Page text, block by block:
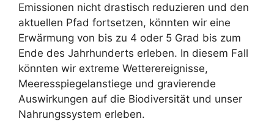
Emissionen nicht drastisch reduzieren und den
aktuellen Pfad fortsetzen, könnten wir eine
Erwärmung von bis zu 4 oder 5 Grad bis zum
Ende des Jahrhunderts erleben. In diesem Fall
könnten wir extreme Wetterereignisse,
Meeresspiegelanstiege und gravierende
Auswirkungen auf die Biodiversität und unser
Nahrungssystem erleben.